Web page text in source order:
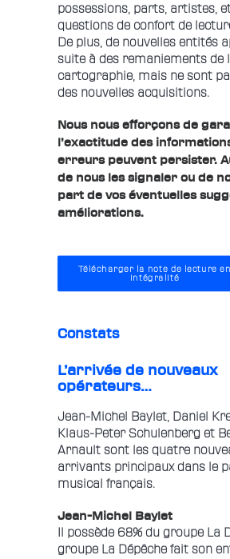
possessions, parts, artistes,
questions de confort de
De plus, de nouvelles entités
suite à des remaniements de
cartographie, mais ne sont
des nouvelles acquisitions.
Nous nous efforçons de
l’exactitude des
erreurs peuvent persister.
de nous les signaler ou de
part de vos éventuelles
améliorations.
Télécharger la note de lecture en
intégralité
Constats
L’arrivée de nouveaux
opérateurs…
Jean-Michel Baylet, Daniel
Klaus-Peter Schulenberg et
Arnault sont les quatre
arrivants principaux dans le
musical français.
Jean-Michel Baylet
Il possède 68% du groupe La
groupe La Dépêche fait son